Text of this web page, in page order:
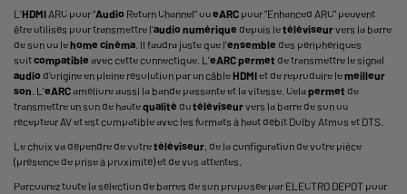
L’HDMI ARC pour “Audio Return Channel" oueARC pour "Enhanced ARC" peuvent
être utilisés pour transmettre l’audio numérique depuis letéléviseurvers la barre
de son ou lehome cinéma. II faudra juste que l’ensemble des périphériques
soitcompatible avec cette connectique. L’eARCpermet de transmettre le signal
audio d’origine en pleine résolution par un câbleHDMIet de reproduire lemeilleur
son. L'eARCaméliore aussi la bande passante et la vitesse. Celapermet de
transmettre un son de hautequalité dutéléviseurvers la barre de son ou
récepteur AV et est compatible avec les formats à haut débit Dolby Atmos et DTS.
Le choix va dépendre de votretéléviseur, de la configuration de votre pièce
(présence de prise à proximité) et de vos attentes.
Parcourez toute la sélection de barres de son proposée par ELECTRO DEPOT pour